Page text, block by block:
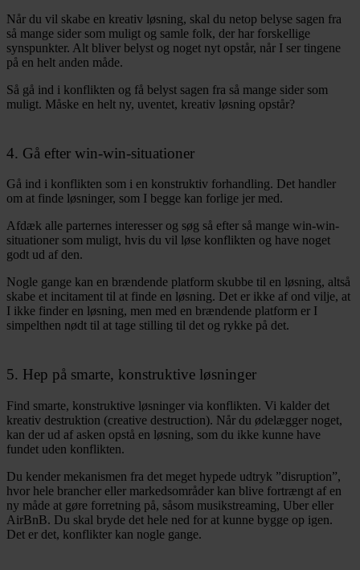
Når du vil skabe en kreativ løsning, skal du netop belyse sagen fra
så mange sider som muligt og samle folk, der har forskellige
synspunkter. Alt bliver belyst og noget nyt opstår, når I ser tingene
på en helt anden måde.
Så gå ind i konflikten og få belyst sagen fra så mange sider som
muligt. Måske en helt ny, uventet, kreativ løsning opstår?
4. Gå efter win-win-situationer
Gå ind i konflikten som i en konstruktiv forhandling. Det handler
om at finde løsninger, som I begge kan forlige jer med.
Afdæk alle parternes interesser og søg så efter så mange win-win-
situationer som muligt, hvis du vil løse konflikten og have noget
godt ud af den.
Nogle gange kan en brændende platform skubbe til en løsning, altså
skabe et incitament til at finde en løsning. Det er ikke af ond vilje, at
I ikke finder en løsning, men med en brændende platform er I
simpelthen nødt til at tage stilling til det og rykke på det.
5. Hep på smarte, konstruktive løsninger
Find smarte, konstruktive løsninger via konflikten. Vi kalder det
kreativ destruktion (creative destruction). Når du ødelægger noget,
kan der ud af asken opstå en løsning, som du ikke kunne have
fundet uden konflikten.
Du kender mekanismen fra det meget hypede udtryk ”disruption”,
hvor hele brancher eller markedsområder kan blive fortrængt af en
ny måde at gøre forretning på, såsom musikstreaming, Uber eller
AirBnB. Du skal bryde det hele ned for at kunne bygge op igen.
Det er det, konflikter kan nogle gange.